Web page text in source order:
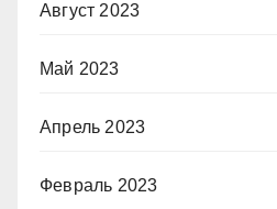
Август 2023
Май 2023
Апрель 2023
Февраль 2023